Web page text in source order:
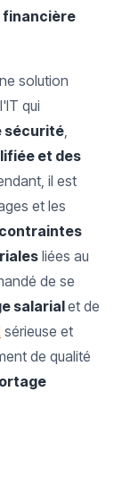
financière
solution
qui
sécurité,
et des
il est
et les
contraintes
liées au
de se
salarialet de
sérieuse et
de qualité